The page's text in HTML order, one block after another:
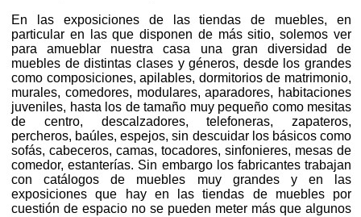
En las exposiciones de las tiendas de muebles, en
particular en las que disponen de más sitio, solemos ver
para amueblar nuestra casa una gran diversidad de
muebles de distintas clases y géneros, desde los grandes
como composiciones, apilables, dormitorios de matrimonio,
murales, comedores, modulares, aparadores, habitaciones
juveniles, hasta los de tamaño muy pequeño como mesitas
de centro, descalzadores, telefoneras, zapateros,
percheros, baúles, espejos, sin descuidar los básicos como
sofás, cabeceros, camas, tocadores, sinfonieres, mesas de
comedor, estanterías. Sin embargo los fabricantes trabajan
con catálogos de muebles muy grandes y en las
exposiciones que hay en las tiendas de muebles por
cuestión de espacio no se pueden meter más que algunos